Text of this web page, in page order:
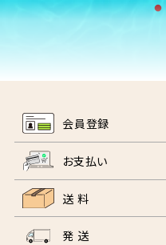
会員登録
お支払い
送 料
発 送